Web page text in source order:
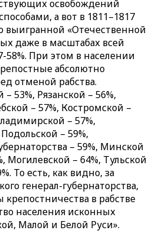
освобождений
а вот в 1811–1817
выигранной «Отечественной
даже в масштабах всей
58%. При этом в населении
абсолютно
отменой рабства.
53%, Рязанской – 56%,
– 57%, Костромской –
– 57%,
– 59%,
– 59%, Минской
Могилевской – 64%, Тульской
То есть, как видно, за
генерал-губернаторства,
в рабстве
населения исконных
Малой и Белой Руси».